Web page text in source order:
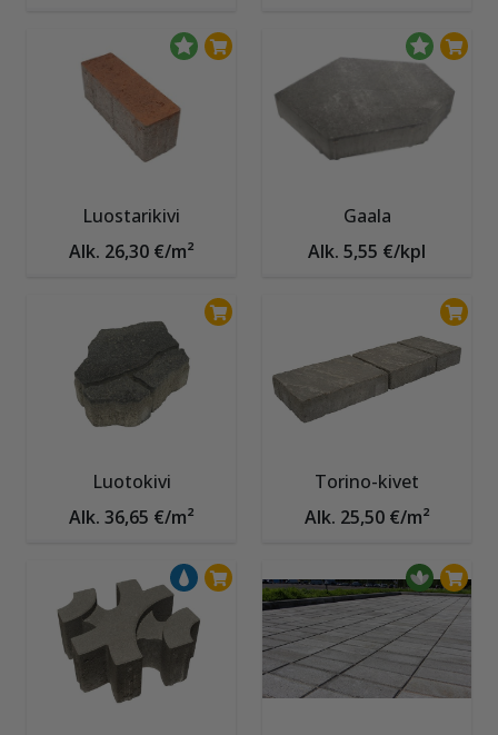
Luostarikivi
Alk. 26,30 €/m²
Gaala
Alk. 5,55 €/kpl
Luotokivi
Alk. 36,65 €/m²
Torino-kivet
Alk. 25,50 €/m²